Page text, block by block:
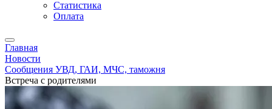
Статистика
Оплата
Главная
Новости
Сообщения УВД, ГАИ, МЧС, таможня
Встреча с родителями